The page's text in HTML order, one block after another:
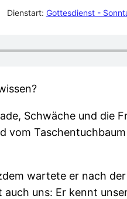
Dienstart: Gottesdienst -
Schwäche und die
vom
wartete er nach
uns: Er kennt